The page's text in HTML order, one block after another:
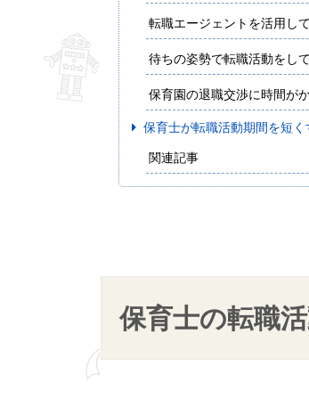
転職エージェントを活用し
待ちの姿勢で転職活動をし
保育園の退職交渉に時間が
保育士が転職活動期間を短く
関連記事
保育士の転職